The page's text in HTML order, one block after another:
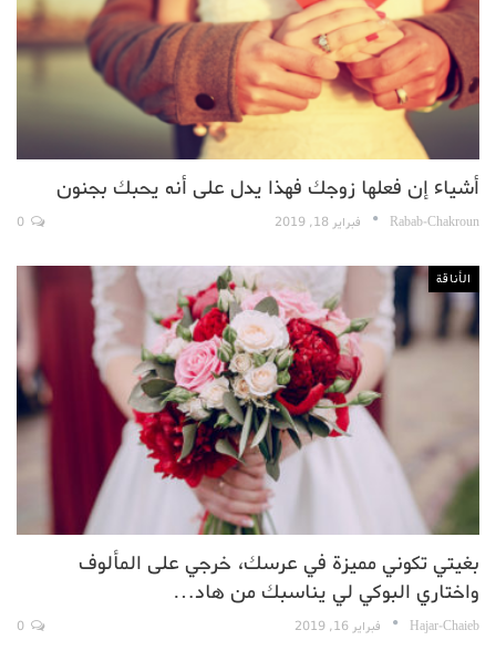
أشياء إن فعلها زوجك فهذا يدل على أنه يحبك بجنون
Rabab-Chakroun فبراير 18, 2019
الأناقة
بغيتي تكوني مميزة في عرسك، خرجي على المألوف
واختاري البوكي لي يناسبك من هاد…
Hajar-Chaieb فبراير 16, 2019